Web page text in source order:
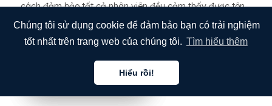
Chúng tôi sử dụng cookie để đảm bảo bạn có trải nghiệm
tốt nhất trên trang web của chúng tôi. Tìm hiểu thêm
Hiểu rồi!
cách đảm bảo tất cả nhân viên đều cảm thấy được tôn
trọng và thấu hiểu, bất kể nền tảng văn hóa hay ngôn
ngữ của họ.
Hãy tôn trọng những sắc thái văn
Tiếng việt
Tiếng việt
Tiếng việt